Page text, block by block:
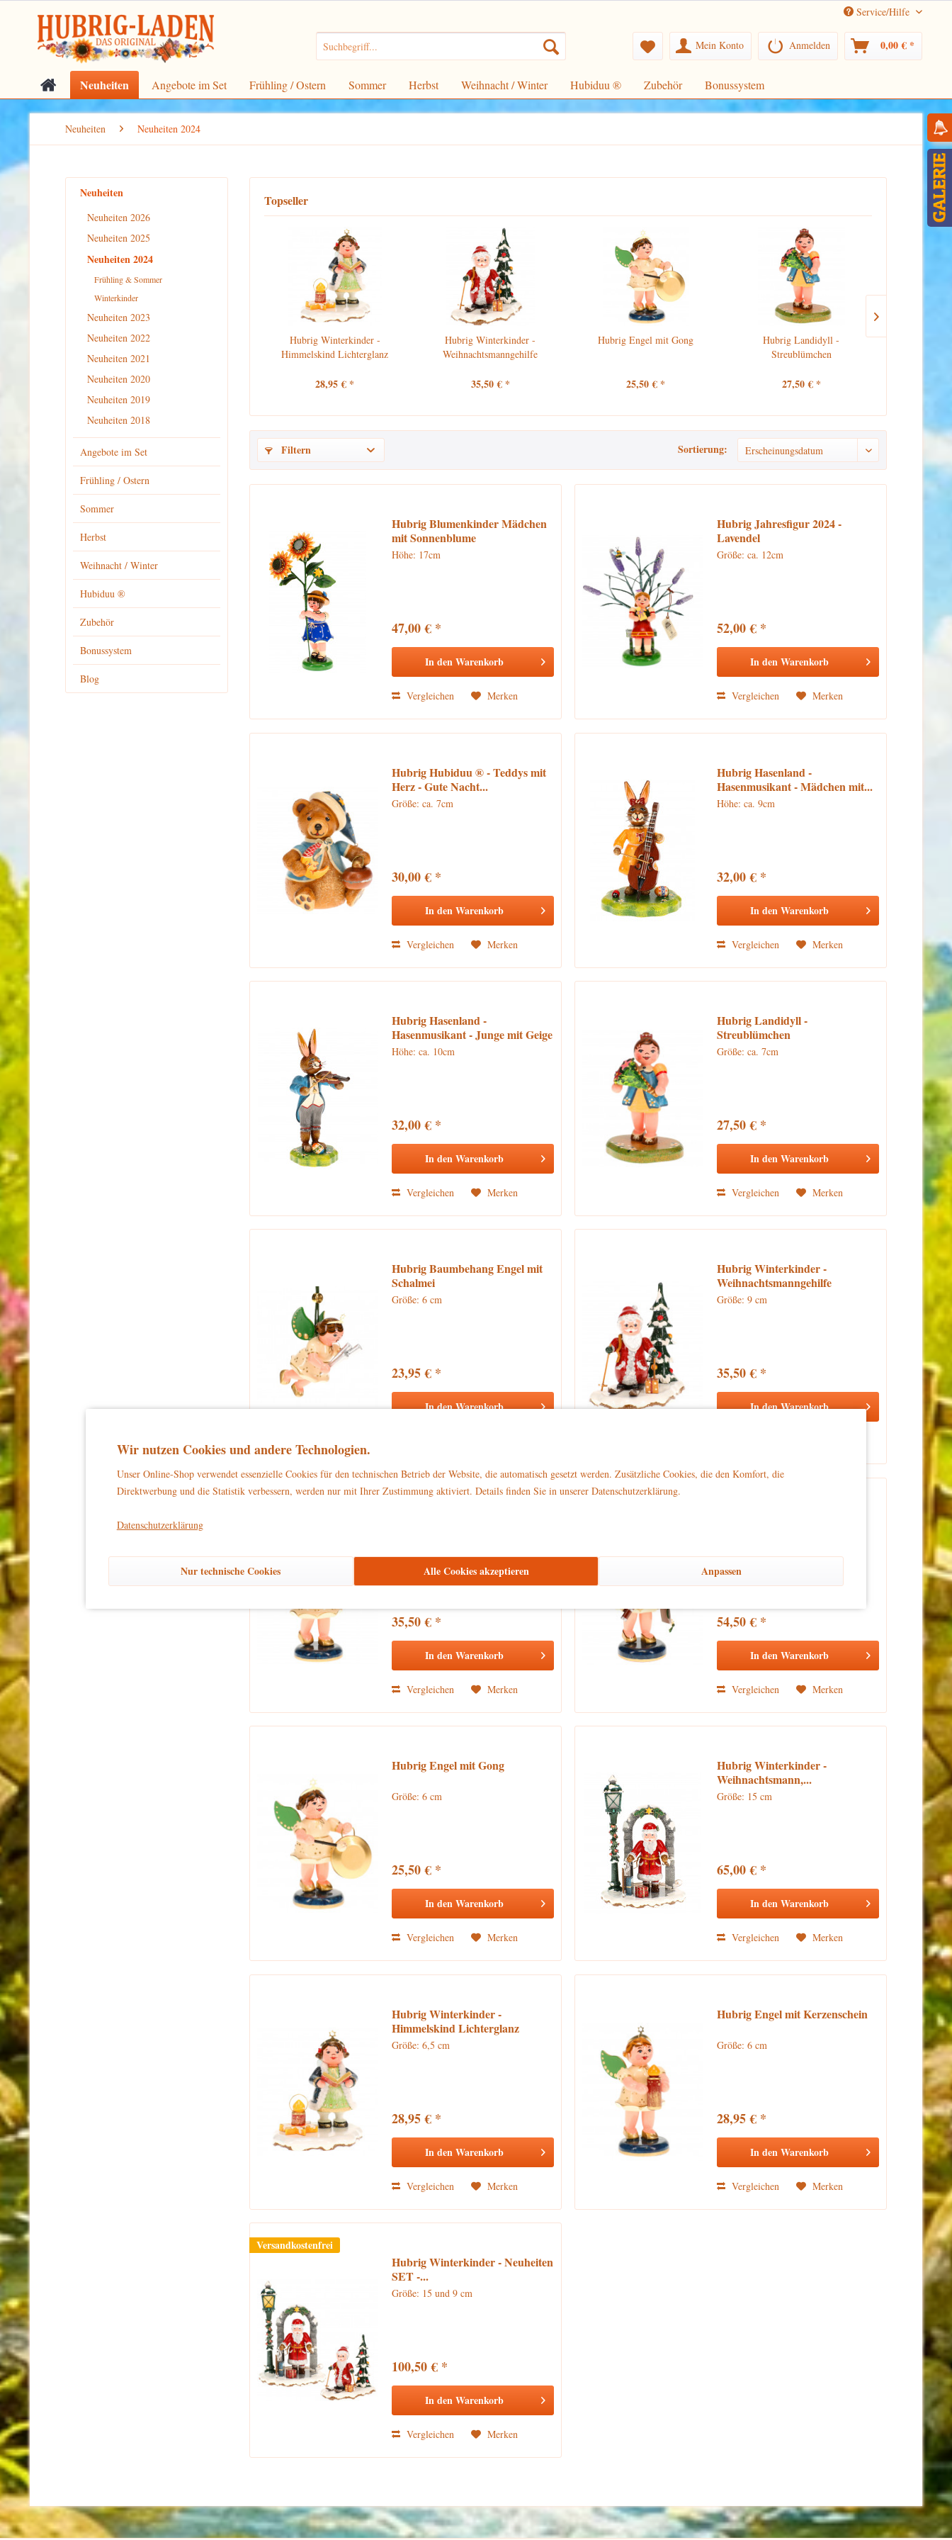
Service/Hilfe
Mein Konto Anmelden 0,00 € *
Neuheiten Angebote im Set Frühling / Ostern Sommer Herbst Weihnacht / Winter Hubiduu ® Zubehör Bonussystem
Neuheiten Neuheiten 2024
Neuheiten
Neuheiten 2026
Neuheiten 2025
Neuheiten 2024
Frühling & Sommer
Winterkinder
Neuheiten 2023
Neuheiten 2022
Neuheiten 2021
Neuheiten 2020
Neuheiten 2019
Neuheiten 2018
Angebote im Set
Frühling / Ostern
Sommer
Herbst
Weihnacht / Winter
Hubiduu ®
Zubehör
Bonussystem
Blog
Topseller
Hubrig Winterkinder -
Himmelskind Lichterglanz
28,95 € *
Hubrig Winterkinder -
Weihnachtsmanngehilfe
35,50 € *
Hubrig Engel mit Gong
25,50 € *
Hubrig Landidyll -
Streublümchen
27,50 € *
Filtern Sortierung:
Hubrig Blumenkinder Mädchen
mit Sonnenblume
Höhe: 17cm
47,00 € *
In denWarenkorb
Vergleichen Merken
Hubrig Jahresfigur 2024 -
Lavendel
Größe: ca. 12cm
52,00 € *
In denWarenkorb
Vergleichen Merken
Hubrig Hubiduu ® - Teddys mit
Herz - Gute Nacht...
Größe: ca. 7cm
30,00 € *
In denWarenkorb
Vergleichen Merken
Hubrig Hasenland -
Hasenmusikant - Mädchen mit...
Höhe: ca. 9cm
32,00 € *
In denWarenkorb
Vergleichen Merken
Hubrig Hasenland -
Hasenmusikant - Junge mit Geige
Höhe: ca. 10cm
32,00 € *
In denWarenkorb
Vergleichen Merken
Hubrig Landidyll -
Streublümchen
Größe: ca. 7cm
27,50 € *
In denWarenkorb
Vergleichen Merken
Hubrig Baumbehang Engel mit
Schalmei
Größe: 6 cm
23,95 € *
In denWarenkorb
Hubrig Winterkinder -
Weihnachtsmanngehilfe
Größe: 9 cm
35,50 € *
In denWarenkorb
35,50 € *
In denWarenkorb
Vergleichen Merken
54,50 € *
In denWarenkorb
Vergleichen Merken
Hubrig Engel mit Gong
Größe: 6 cm
25,50 € *
In denWarenkorb
Vergleichen Merken
Hubrig Winterkinder -
Weihnachtsmann,...
Größe: 15 cm
65,00 € *
In denWarenkorb
Vergleichen Merken
Hubrig Winterkinder -
Himmelskind Lichterglanz
Größe: 6,5 cm
28,95 € *
In denWarenkorb
Vergleichen Merken
Hubrig Engel mit Kerzenschein
Größe: 6 cm
28,95 € *
In denWarenkorb
Vergleichen Merken
Versandkostenfrei
Hubrig Winterkinder - Neuheiten
SET -...
Größe: 15 und 9 cm
100,50 € *
In denWarenkorb
Vergleichen Merken
Wir nutzen Cookies und andere Technologien.
Unser Online-Shop verwendet essenzielle Cookies für den technischen Betrieb der Website, die automatisch gesetzt werden. Zusätzliche Cookies, die den Komfort, die
Direktwerbung und die Statistik verbessern, werden nur mit Ihrer Zustimmung aktiviert. Details finden Sie in unserer Datenschutzerklärung.
Datenschutzerklärung
Nur technische Cookies Alle Cookies akzeptieren Anpassen